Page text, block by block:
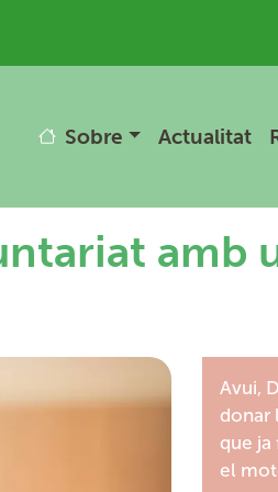
Navegació
Sobre Actualitat
amb
Avui,
donar
que ja
el